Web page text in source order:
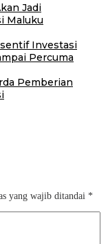
Jadi
Maluku
Investasi
Percuma
Pemberian
yang wajib ditandai *